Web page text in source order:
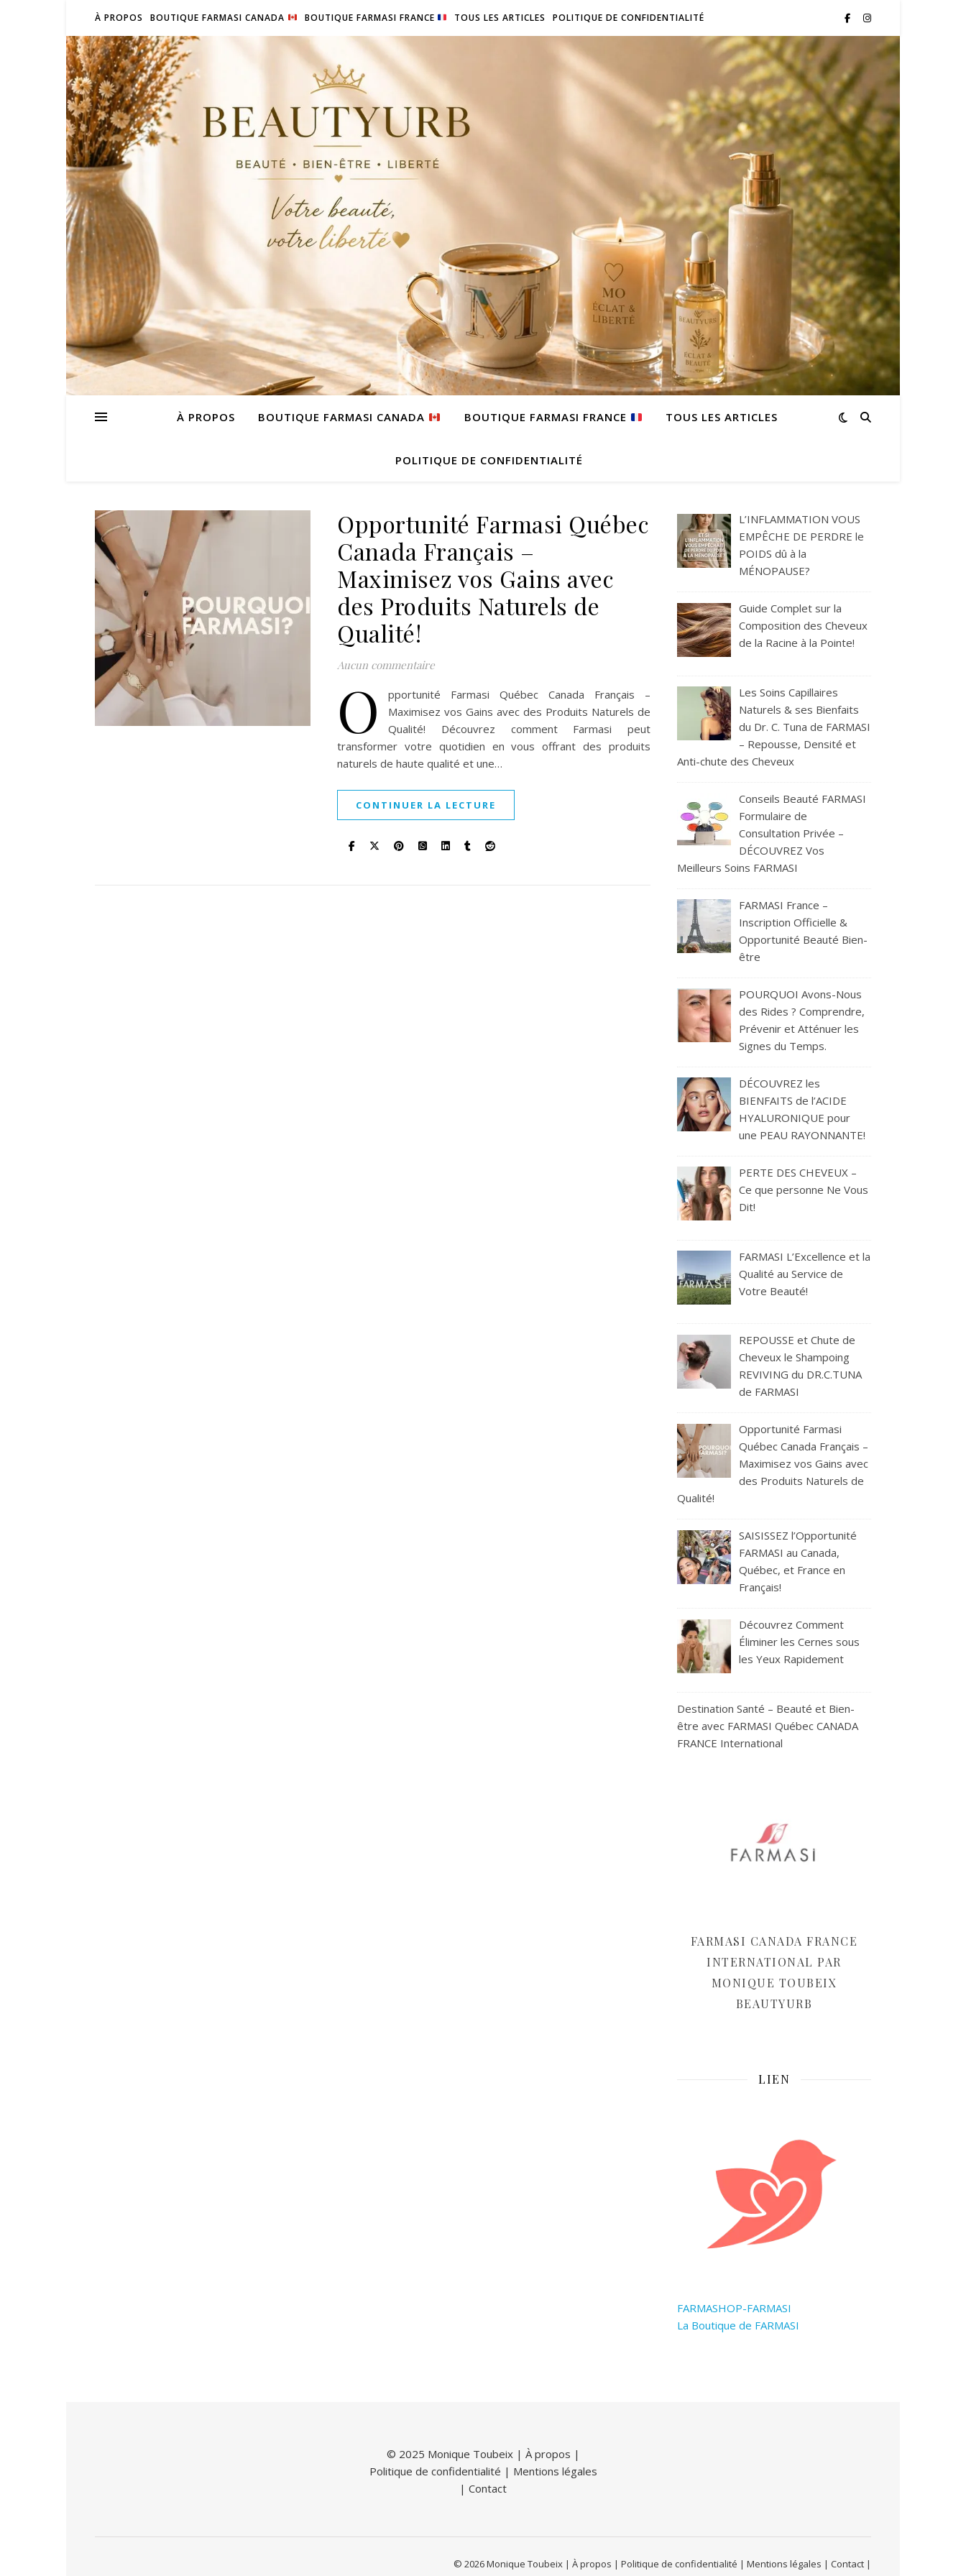
À PROPOS BOUTIQUE FARMASI CANADA BOUTIQUE FARMASI FRANCE TOUS LES ARTICLES POLITIQUE DE CONFIDENTIALITÉ
À PROPOS BOUTIQUE FARMASI CANADA BOUTIQUE FARMASI FRANCE TOUS LES ARTICLES
POLITIQUE DE CONFIDENTIALITÉ
Opportunité Farmasi Québec
Canada Français –
Maximisez vos Gains avec
des Produits Naturels de
Qualité!
Aucun commentaire
O
pportunité Farmasi Québec Canada Français –
Maximisez vos Gains avec des Produits Naturels de
Qualité! Découvrez comment Farmasi peut
transformer votre quotidien en vous offrant des produits
naturels de haute qualité et une…
CONTINUER LA LECTURE
L’INFLAMMATION VOUS
EMPÊCHE DE PERDRE le
POIDS dû à la
MÉNOPAUSE?
Guide Complet sur la
Composition des Cheveux
de la Racine à la Pointe!
Les Soins Capillaires
Naturels & ses Bienfaits
du Dr. C. Tuna de FARMASI
– Repousse, Densité et
Anti-chute des Cheveux
Conseils Beauté FARMASI
Formulaire de
Consultation Privée –
DÉCOUVREZ Vos
Meilleurs Soins FARMASI
FARMASI France –
Inscription Officielle &
Opportunité Beauté Bien-
être
POURQUOI Avons-Nous
des Rides ? Comprendre,
Prévenir et Atténuer les
Signes du Temps.
DÉCOUVREZ les
BIENFAITS de l’ACIDE
HYALURONIQUE pour
une PEAU RAYONNANTE!
PERTE DES CHEVEUX –
Ce que personne Ne Vous
Dit!
FARMASI L’Excellence et la
Qualité au Service de
Votre Beauté!
REPOUSSE et Chute de
Cheveux le Shampoing
REVIVING du DR.C.TUNA
de FARMASI
Opportunité Farmasi
Québec Canada Français –
Maximisez vos Gains avec
des Produits Naturels de
Qualité!
SAISISSEZ l’Opportunité
FARMASI au Canada,
Québec, et France en
Français!
Découvrez Comment
Éliminer les Cernes sous
les Yeux Rapidement
Destination Santé – Beauté et Bien-
être avec FARMASI Québec CANADA
FRANCE International
FARMASI CANADA FRANCE
INTERNATIONAL PAR
MONIQUE TOUBEIX
BEAUTYURB
LIEN
FARMASHOP-FARMASI
La Boutique de FARMASI
© 2025 Monique Toubeix | À propos |
Politique de confidentialité | Mentions légales
| Contact
© 2026 Monique Toubeix | À propos | Politique de confidentialité | Mentions légales | Contact |